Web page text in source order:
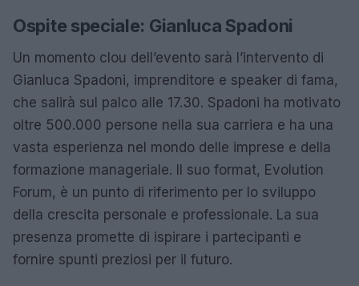
Ospite speciale: Gianluca Spadoni
Un momento clou dell’evento sarà l’intervento di
Gianluca Spadoni, imprenditore e speaker di fama,
che salirà sul palco alle 17.30. Spadoni ha motivato
oltre 500.000 persone nella sua carriera e ha una
vasta esperienza nel mondo delle imprese e della
formazione manageriale. Il suo format, Evolution
Forum, è un punto di riferimento per lo sviluppo
della crescita personale e professionale. La sua
presenza promette di ispirare i partecipanti e
fornire spunti preziosi per il futuro.